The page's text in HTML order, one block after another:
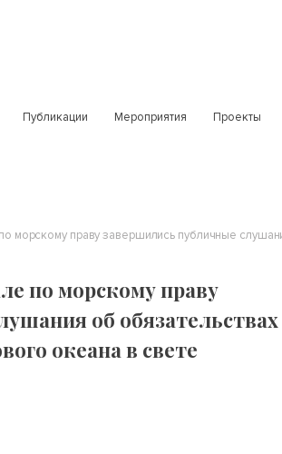
Публикации Мероприятия Проекты
по морскому праву
об обязательствах
океана в свете